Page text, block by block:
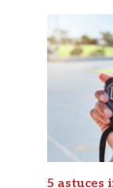
5 astuces